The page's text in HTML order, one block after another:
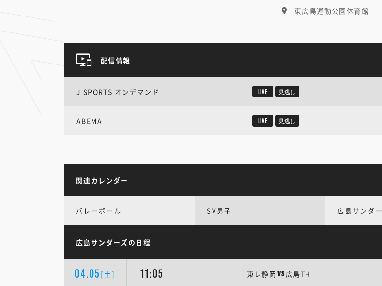
東広島運動公園体育館
配信情報
J SPORTS オンデマンド LIVE 見逃し
ABEMA LIVE 見逃し
関連カレンダー
バレーボール SV男子 広島サンダ
広島サンダーズの日程
04.05 [土] 11:05 東レ静岡 VS 広島TH